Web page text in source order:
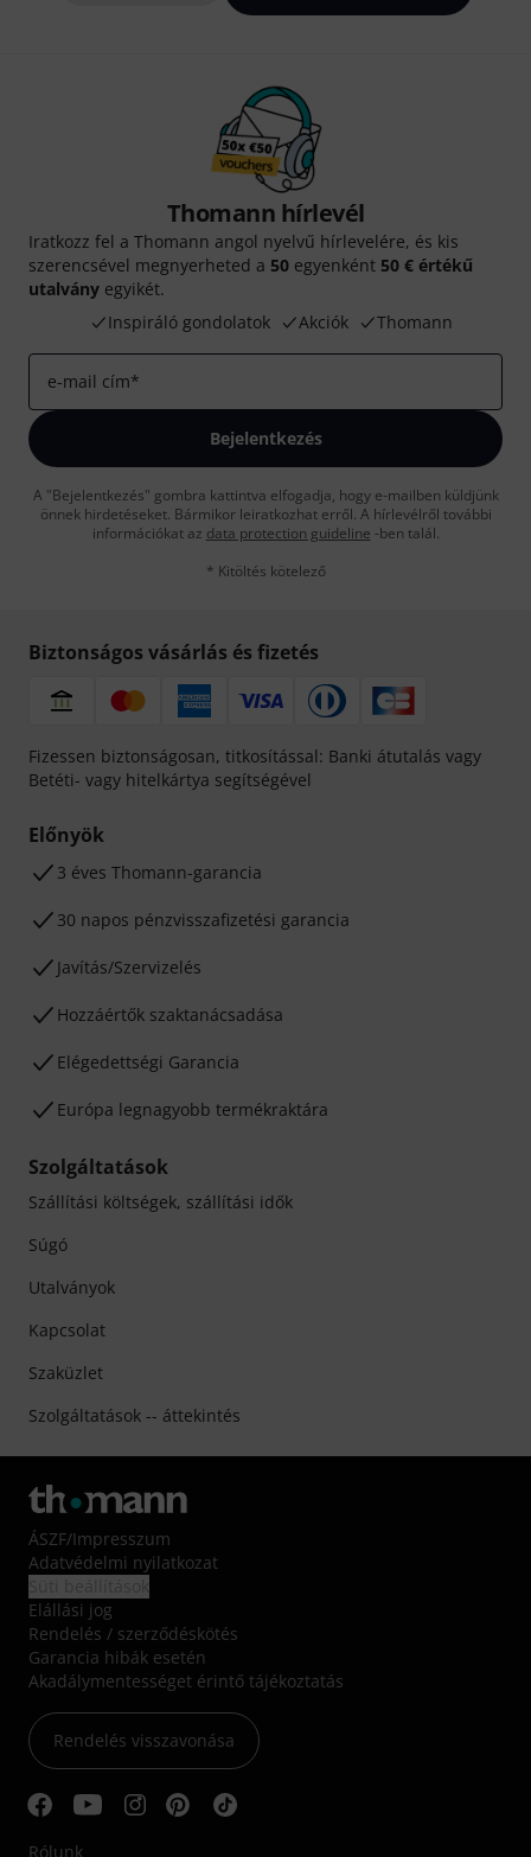
Thomann hírlevél
Iratkozz fel a Thomann angol nyelvű hírlevelére, és kis
szerencsével megnyerheted a 50 egyenként 50 € értékű
utalvány egyikét.
Inspiráló gondolatok
Akciók Thomann
e-mail cím*
Bejelentkezés
A "Bejelentkezés" gombra kattintva elfogadja, hogy e-mailben küldjünk
önnek hirdetéseket. Bármikor leiratkozhat erről. A hírlevélről további
információkat az data protection guideline -ben talál.
* Kitöltés kötelező
Biztonságos vásárlás és fizetés
Fizessen biztonságosan, titkosítással: Banki átutalás vagy
Betéti- vagy hitelkártya segítségével
Előnyök
3 éves Thomann-garancia
30 napos pénzvisszafizetési garancia
Javítás/Szervizelés
Hozzáértők szaktanácsadása
Elégedettségi Garancia
Európa legnagyobb termékraktára
Szolgáltatások
Szállítási költségek, szállítási idők
Súgó
Utalványok
Kapcsolat
Szaküzlet
Szolgáltatások -- áttekintés
ÁSZF/Impresszum
Adatvédelmi nyilatkozat
Elállási jog
Rendelés / szerződéskötés
Garancia hibák esetén
Akadálymentességet érintő tájékoztatás
Rendelés visszavonása
Rólunk